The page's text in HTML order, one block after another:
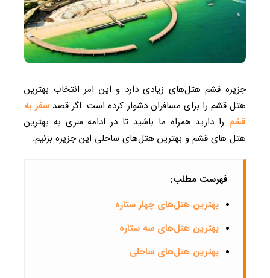
جزیره قشم هتل‌های زیادی دارد و این امر انتخاب بهترین
هتل قشم را برای مسافران دشوار کرده است. اگر قصد سفر به
قشم را دارید همراه ما باشید تا در ادامه سری به بهترین
هتل های قشم و بهترین هتل‌های ساحلی این جزیره بزنیم.
فهرست مطلب:
بهترین هتل‌های چهار ستاره
بهترین هتل‌های سه ستاره
بهترین هتل‌های ساحلی